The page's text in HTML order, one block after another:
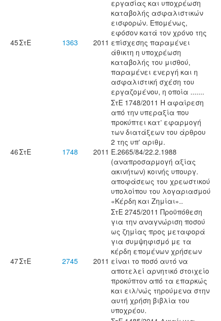
45ΣτΕ 1363 2011
εργασίας και υποχρέωση
καταβολής ασφαλιστικών
εισφορών. Επομένως,
εφόσον κατά τον χρόνο της
επίσχεσης παραμένει
άθικτη η υποχρέωση
καταβολής του μισθού,
παραμένει ενεργή και η
ασφαλιστική σχέση του
εργαζομένου, η οποία .......
46ΣτΕ 1748 2011
ΣτΕ 1748/2011 Η αφαίρεση
από την υπεραξία που
προκύπτει κατʼ εφαρμογή
των διατάξεων του άρθρου
2 της υπʼ αριθμ.
Ε.2665/84/22.2.1988
(αναπροσαρμογή αξίας
ακινήτων) κοινής υπουργ.
αποφάσεως του χρεωστικού
υπολοίπου του λογαριασμού
«Κέρδη και Ζημίαι»..
47ΣτΕ 2745 2011
ΣτΕ 2745/2011 Προϋπόθεση
για την αναγνώριση ποσού
ως ζημίας προς μεταφορά
για συμψηφισμό με τα
κέρδη επομένων χρήσεων
είναι το ποσό αυτό να
αποτελεί αρνητικό στοιχείο
προκύπτον από τα επαρκώς
και ειλ/νώς τηρούμενα στην
αυτή χρήση βιβλία του
υποχρέου.